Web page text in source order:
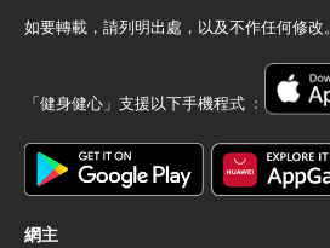
如要轉載，請列明出處，以及不作任何修改。
「健身健心」支援以下手機程式 ﹕
網主